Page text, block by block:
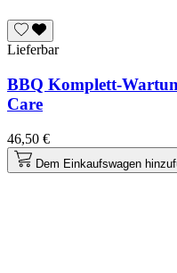
Lieferbar
BBQ Komplett-
Care
46,50 €
Dem Einkaufswagen